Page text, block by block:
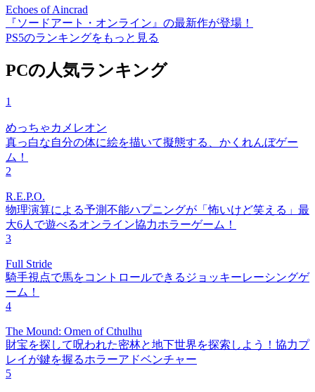
Echoes of Aincrad
『ソードアート・オンライン』の最新作が登場！
PS5のランキングをもっと見る
PCの人気ランキング
1
めっちゃカメレオン
真っ白な自分の体に絵を描いて擬態する、かくれんぼゲー
ム！
2
R.E.P.O.
物理演算による予測不能ハプニングが「怖いけど笑える」最
大6人で遊べるオンライン協力ホラーゲーム！
3
Full Stride
騎手視点で馬をコントロールできるジョッキーレーシングゲ
ーム！
4
The Mound: Omen of Cthulhu
財宝を探して呪われた密林と地下世界を探索しよう！協力プ
レイが鍵を握るホラーアドベンチャー
5